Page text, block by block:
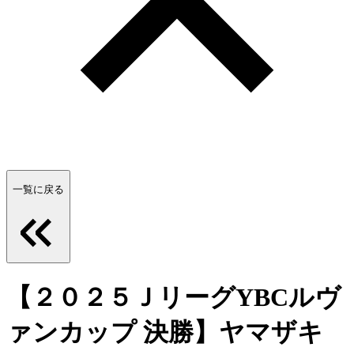
一覧に戻る
【２０２５ＪリーグYBCルヴ
ァンカップ 決勝】ヤマザキ